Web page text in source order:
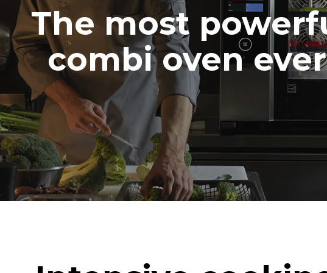
wöchentlicher Reinigungsprogramm-Nutzung (42
Wochen/Jahr):
1 Langwaschprogramm
1 Mediumwaschprogramm
The most
combi oven